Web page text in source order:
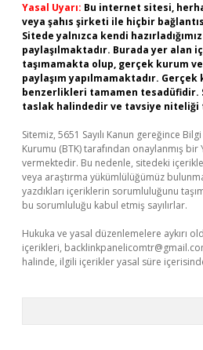
Yasal Uyarı: Bu internet sitesi,
veya şahıs şirketi ile hiçbir
Sitede yalnızca kendi
paylaşılmaktadır. Burada yer alan
taşımamakta olup, gerçek kurum
paylaşım yapılmamaktadır.
benzerlikleri tamamen
taslak halindedir ve tavsiye niteliği
Sitemiz, 5651 Sayılı Kanun gereğince
Kurumu (BTK) tarafından onaylanmış bir
vermektedir. Bu nedenle, sitedeki
veya araştırma yükümlülüğümüz
yazdıkları içeriklerin sorumluluğunu
bu sorumluluğu kabul etmiş sayılırlar.
Hukuka ve yasal düzenlemelere aykırı
içerikleri,
halinde, ilgili içerikler yasal süre